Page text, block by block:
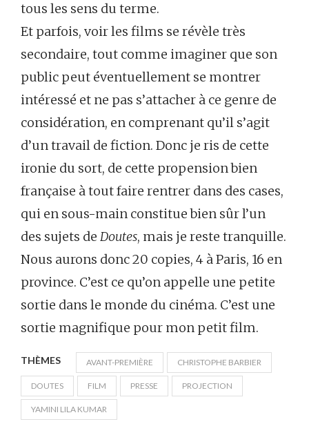
tous les sens du terme.
Et parfois, voir les films se révèle très
secondaire, tout comme imaginer que son
public peut éventuellement se montrer
intéressé et ne pas s’attacher à ce genre de
considération, en comprenant qu’il s’agit
d’un travail de fiction. Donc je ris de cette
ironie du sort, de cette propension bien
française à tout faire rentrer dans des cases,
qui en sous-main constitue bien sûr l’un
des sujets de Doutes, mais je reste tranquille.
Nous aurons donc 20 copies, 4 à Paris, 16 en
province. C’est ce qu’on appelle une petite
sortie dans le monde du cinéma. C’est une
sortie magnifique pour mon petit film.
THÈMES AVANT-PREMIÈRE CHRISTOPHE BARBIER
DOUTES FILM PRESSE PROJECTION
YAMINI LILA KUMAR